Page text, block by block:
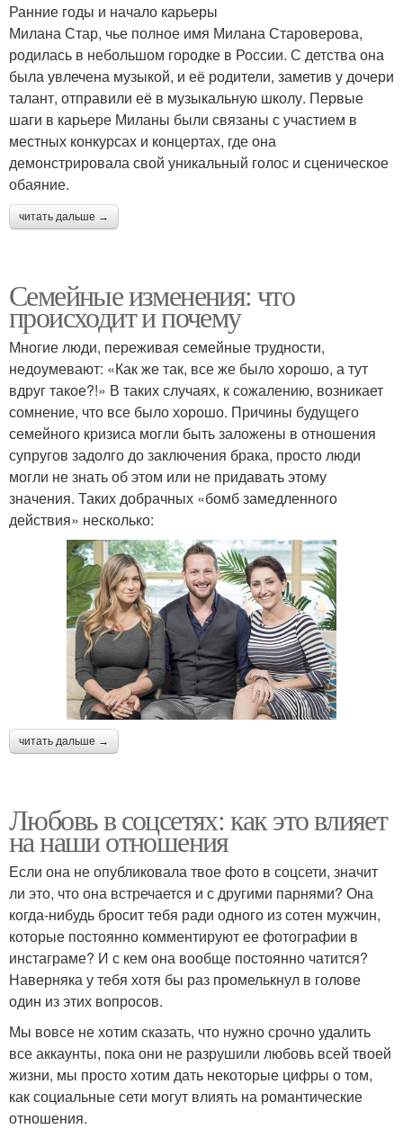
Ранние годы и начало карьеры
Милана Стар, чье полное имя Милана Староверова,
родилась в небольшом городке в России. С детства она
была увлечена музыкой, и её родители, заметив у дочери
талант, отправили её в музыкальную школу. Первые
шаги в карьере Миланы были связаны с участием в
местных конкурсах и концертах, где она
демонстрировала свой уникальный голос и сценическое
обаяние.
читать дальше →
Семейные изменения: что
происходит и почему
Многие люди, переживая семейные трудности,
недоумевают: «Как же так, все же было хорошо, а тут
вдруг такое?!» В таких случаях, к сожалению, возникает
сомнение, что все было хорошо. Причины будущего
семейного кризиса могли быть заложены в отношения
супругов задолго до заключения брака, просто люди
могли не знать об этом или не придавать этому
значения. Таких добрачных «бомб замедленного
действия» несколько:
читать дальше →
Любовь в соцсетях: как это влияет
на наши отношения
Если она не опубликовала твое фото в соцсети, значит
ли это, что она встречается и с другими парнями? Она
когда-нибудь бросит тебя ради одного из сотен мужчин,
которые постоянно комментируют ее фотографии в
инстаграме? И с кем она вообще постоянно чатится?
Наверняка у тебя хотя бы раз промелькнул в голове
один из этих вопросов.
Мы вовсе не хотим сказать, что нужно срочно удалить
все аккаунты, пока они не разрушили любовь всей твоей
жизни, мы просто хотим дать некоторые цифры о том,
как социальные сети могут влиять на романтические
отношения.